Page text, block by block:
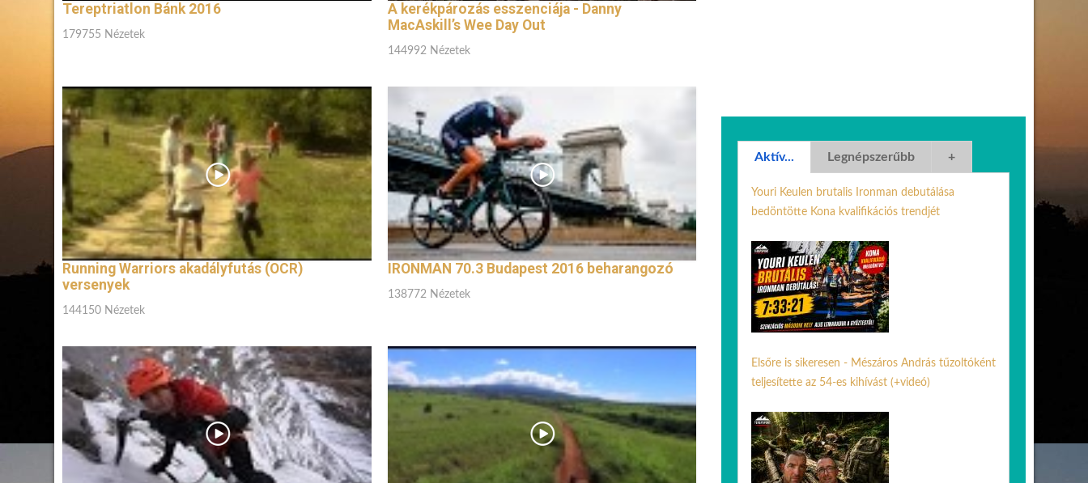
Tereptriatlon Bánk 2016
179755 Nézetek
A kerékpározás esszenciája - Danny
MacAskill’s Wee Day Out
144992 Nézetek
Running Warriors akadályfutás (OCR)
versenyek
144150 Nézetek
IRONMAN 70.3 Budapest 2016 beharangozó
138772 Nézetek
Aktív... Legnépszerűbb +
Youri Keulen brutalis Ironman debutálása
bedöntötte Kona kvalifikációs trendjét
Elsőre is sikeresen - Mészáros András tűzoltóként
teljesítette az 54-es kihívást (+videó)